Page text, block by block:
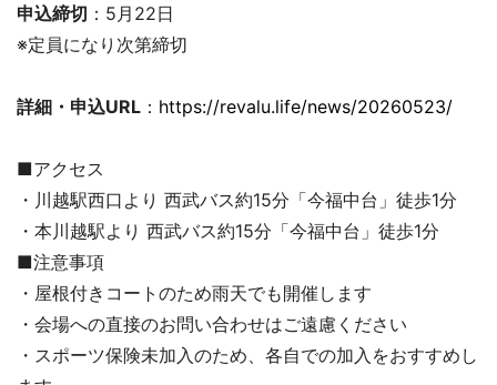
申込締切 ：5月22日
※定員になり次第締切
詳細・申込URL ： https://revalu.life/news/20260523/
■アクセス
・川越駅西口より 西武バス約15分「今福中台」徒歩1分
・本川越駅より 西武バス約15分「今福中台」徒歩1分
■注意事項
・屋根付きコートのため雨天でも開催します
・会場への直接のお問い合わせはご遠慮ください
・スポーツ保険未加入のため、各自での加入をおすすめし